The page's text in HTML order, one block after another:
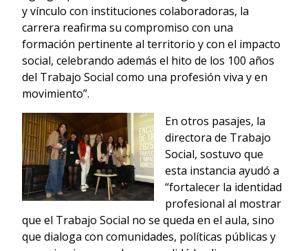
y vínculo con instituciones colaboradoras, la
carrera reafirma su compromiso con una
formación pertinente al territorio y con el impacto
social, celebrando además el hito de los 100 años
del Trabajo Social como una profesión viva y en
movimiento”.
En otros pasajes, la
directora de Trabajo
Social, sostuvo que
esta instancia ayudó a
“fortalecer la identidad
profesional al mostrar
que el Trabajo Social no se queda en el aula, sino
que dialoga con comunidades, políticas públicas y